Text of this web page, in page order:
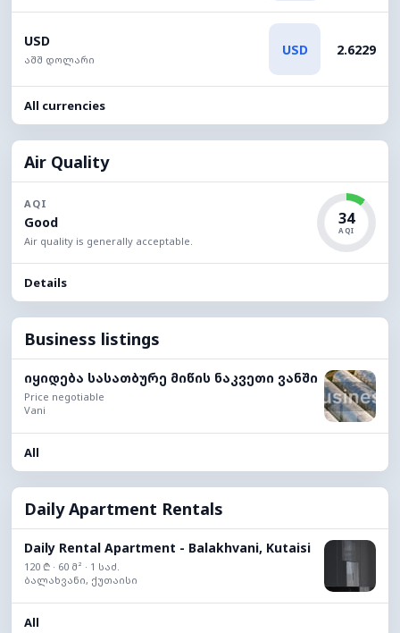
USD
აშშ დოლარი
USD 2.6229
All currencies
Air Quality
AQI
Good
Air quality is generally acceptable.
34
AQI
Details
Business listings
იყიდება სასათბურე მიწის ნაკვეთი ვანში
Price negotiable
Vani
All
Daily Apartment Rentals
Daily Rental Apartment - Balakhvani, Kutaisi
120 ₾ · 60 მ² · 1 საძ.
ბალახვანი, ქუთაისი
All